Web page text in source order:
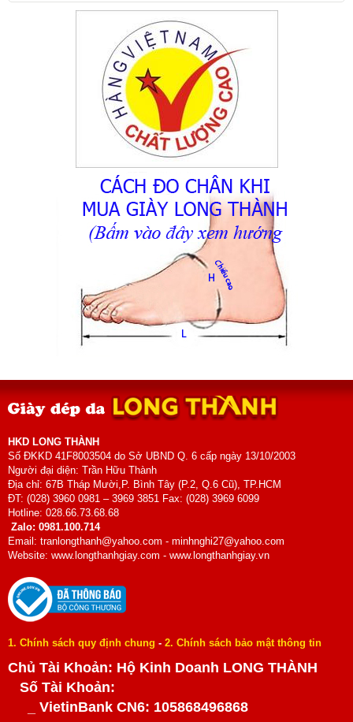
HKD LONG THÀNH
Số ĐKKD 41F8003504 do Sở UBND Q. 6 cấp ngày 13/10/2003
Người đại diện: Trần Hữu Thành
Địa chỉ: 67B Tháp Mười,P. Bình Tây (P.2, Q.6 Cũ), TP.HCM
ĐT: (028) 3960 0981 – 3969 3851 Fax: (028) 3969 6099
Hotline: 028.66.73.68.68
Zalo: 0981.100.714
Email: tranlongthanh@yahoo.com - minhnghi27@yahoo.com
Website: www.longthanhgiay.com - www.longthanhgiay.vn
1. Chính sách quy định chung - 2. Chính sách bảo mật thông tin
Chủ Tài Khoản: Hộ Kinh Doanh LONG THÀNH
Số Tài Khoản:
_ VietinBank CN6: 105868496868